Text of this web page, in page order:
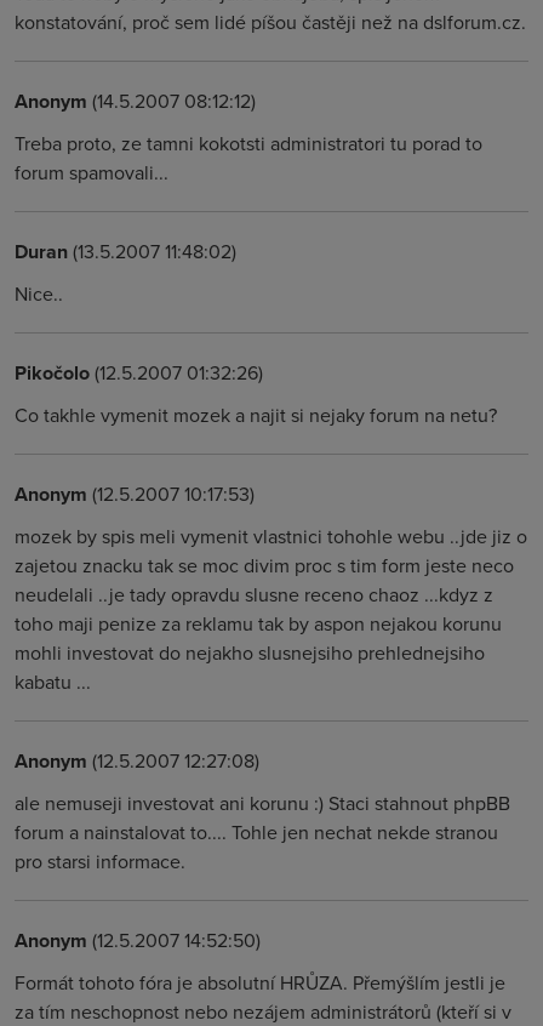
konstatování, proč sem lidé píšou častěji než na dslforum.cz.
Anonym (14.5.2007 08:12:12)
Treba proto, ze tamni kokotsti administratori tu porad to
forum spamovali...
Duran(13.5.2007 11:48:02)
Nice..
Pikočolo(12.5.2007 01:32:26)
Co takhle vymenit mozek a najit si nejaky forum na netu?
Anonym (12.5.2007 10:17:53)
mozek by spis meli vymenit vlastnici tohohle webu ..jde jiz o
zajetou znacku tak se moc divim proc s tim form jeste neco
neudelali ..je tady opravdu slusne receno chaoz ...kdyz z
toho maji penize za reklamu tak by aspon nejakou korunu
mohli investovat do nejakho slusnejsiho prehlednejsiho
kabatu ...
Anonym (12.5.2007 12:27:08)
ale nemuseji investovat ani korunu :) Staci stahnout phpBB
forum a nainstalovat to.... Tohle jen nechat nekde stranou
pro starsi informace.
Anonym (12.5.2007 14:52:50)
Formát tohoto fóra je absolutní HRŮZA. Přemýšlím jestli je
za tím neschopnost nebo nezájem administrátorů (kteří si v